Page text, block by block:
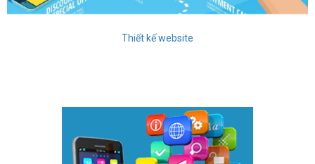
Thiết kế website